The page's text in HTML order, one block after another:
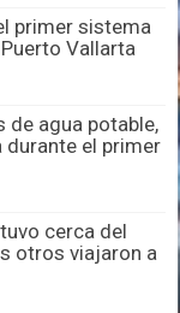
primer sistema
Vallarta
agua potable,
durante el primer
cerca del
otros viajaron a